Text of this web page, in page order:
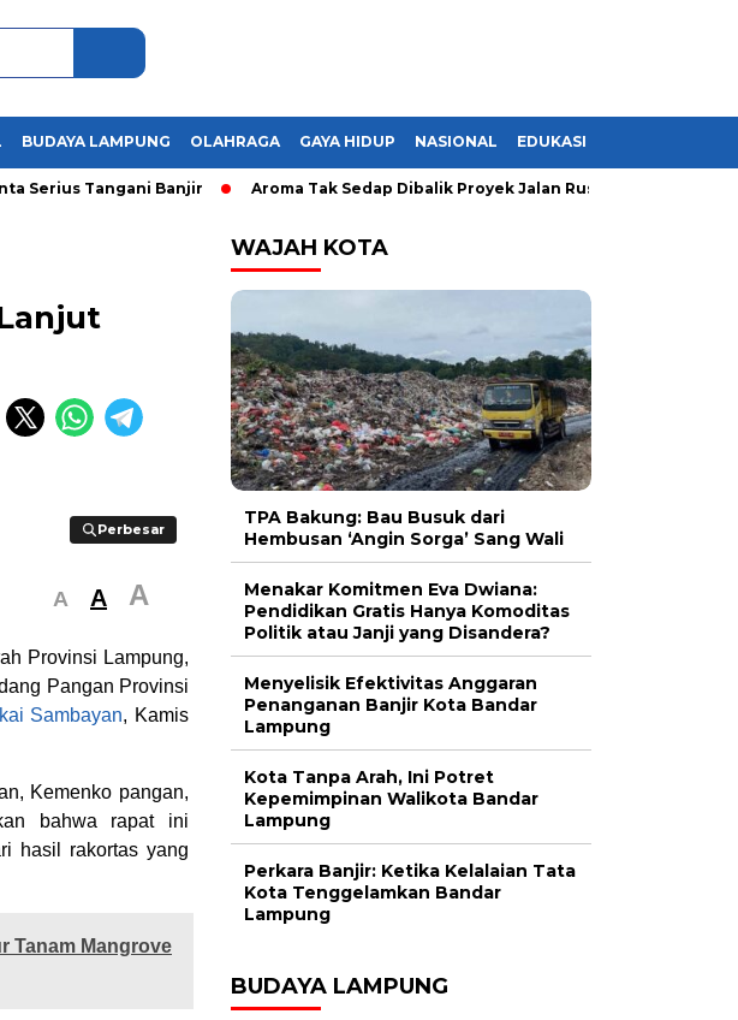
BUDAYA LAMPUNG OLAHRAGA GAYA HIDUP NASIONAL EDUKASI
Tangani Banjir Aroma Tak Sedap Dibalik Proyek Jalan Rusak di Lampung,
Perbesar
Perbesar
A A A
Provinsi Lampung,
Pangan Provinsi
Sambayan, Kamis
Kemenko pangan,
bahwa rapat ini
hasil rakortas yang
Tanam Mangrove
WAJAH KOTA
TPA Bakung: Bau Busuk dari
Hembusan ‘Angin Sorga’ Sang Wali
Menakar Komitmen Eva Dwiana:
Pendidikan Gratis Hanya Komoditas
Politik atau Janji yang Disandera?
Menyelisik Efektivitas Anggaran
Penanganan Banjir Kota Bandar
Lampung
Kota Tanpa Arah, Ini Potret
Kepemimpinan Walikota Bandar
Lampung
Perkara Banjir: Ketika Kelalaian Tata
Kota Tenggelamkan Bandar
Lampung
BUDAYA LAMPUNG